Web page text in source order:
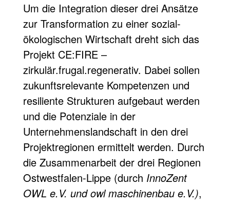
Um die Integration dieser drei Ansätze
zur Transformation zu einer sozial-
ökologischen Wirtschaft dreht sich das
Projekt CE:FIRE –
zirkulär.frugal.regenerativ. Dabei sollen
zukunftsrelevante Kompetenzen und
resiliente Strukturen aufgebaut werden
und die Potenziale in der
Unternehmenslandschaft in den drei
Projektregionen ermittelt werden. Durch
die Zusammenarbeit der drei Regionen
Ostwestfalen-Lippe (durch InnoZent
OWL e.V. und owl maschinenbau e.V.),